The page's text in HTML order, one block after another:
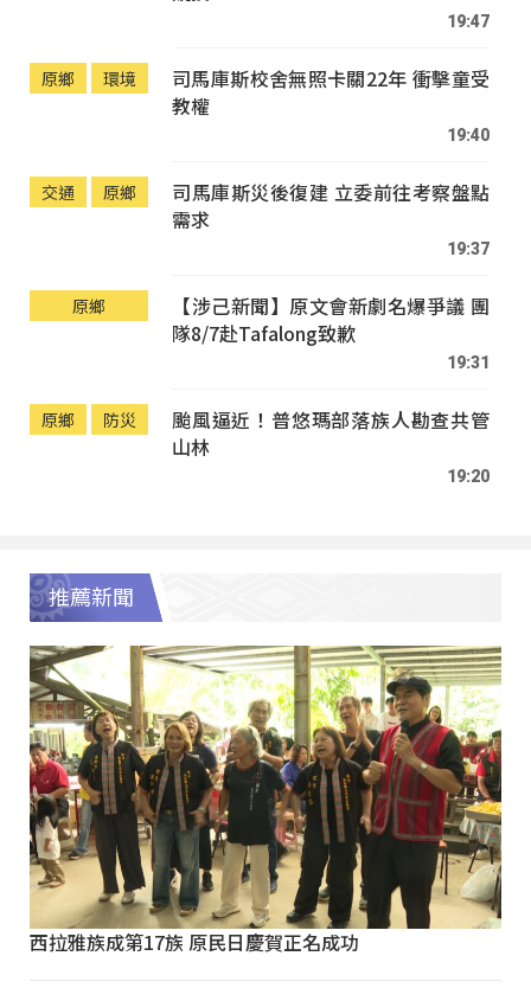
19:47
原鄉 環境
司馬庫斯校舍無照卡關22年 衝擊童受
教權
19:40
交通 原鄉
司馬庫斯災後復建 立委前往考察盤點
需求
19:37
原鄉
【涉己新聞】原文會新劇名爆爭議 團
隊8/7赴Tafalong致歉
19:31
原鄉 防災
颱風逼近！普悠瑪部落族人勘查共管
山林
19:20
推薦新聞
西拉雅族成第17族 原民日慶賀正名成功